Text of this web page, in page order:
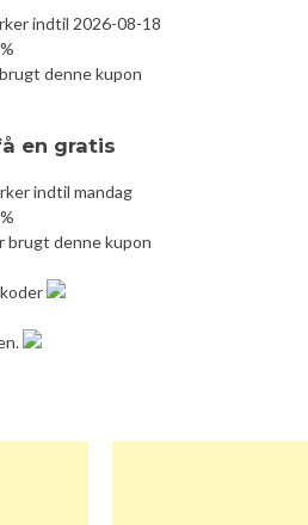
indtil 2026-08-18
denne kupon
en gratis
indtil mandag
brugt denne kupon